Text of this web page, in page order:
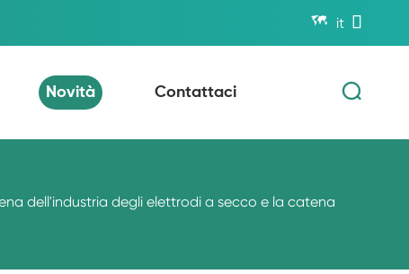
 it 
Novità Contattaci 
dell'industria degli elettrodi a secco e la catena